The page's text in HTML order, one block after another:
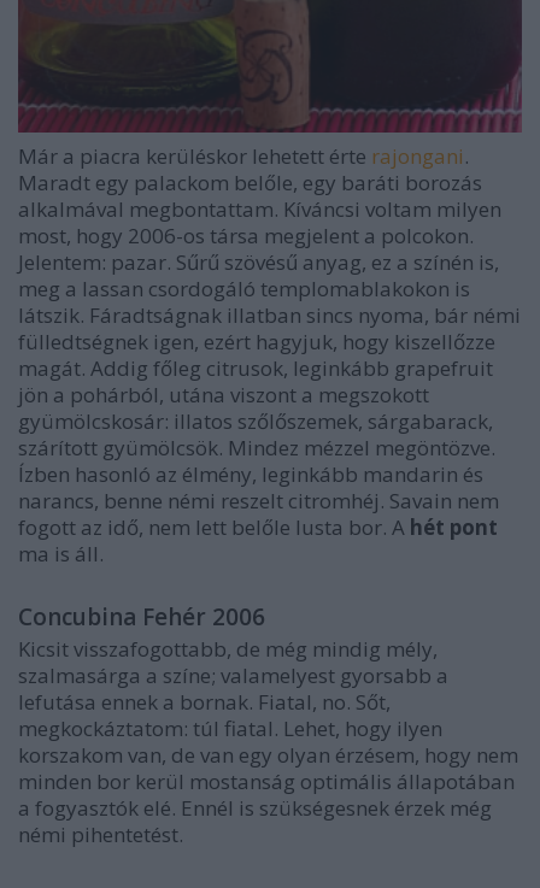
Már a piacra kerüléskor lehetett érte rajongani.
Maradt egy palackom belőle, egy baráti borozás
alkalmával megbontattam. Kíváncsi voltam milyen
most, hogy 2006-os társa megjelent a polcokon.
Jelentem: pazar. Sűrű szövésű anyag, ez a színén is,
meg a lassan csordogáló templomablakokon is
látszik. Fáradtságnak illatban sincs nyoma, bár némi
fülledtségnek igen, ezért hagyjuk, hogy kiszellőzze
magát. Addig főleg citrusok, leginkább grapefruit
jön a pohárból, utána viszont a megszokott
gyümölcskosár: illatos szőlőszemek, sárgabarack,
szárított gyümölcsök. Mindez mézzel megöntözve.
Ízben hasonló az élmény, leginkább mandarin és
narancs, benne némi reszelt citromhéj. Savain nem
fogott az idő, nem lett belőle lusta bor. A hét pont
ma is áll.
Concubina Fehér 2006
Kicsit visszafogottabb, de még mindig mély,
szalmasárga a színe; valamelyest gyorsabb a
lefutása ennek a bornak. Fiatal, no. Sőt,
megkockáztatom: túl fiatal. Lehet, hogy ilyen
korszakom van, de van egy olyan érzésem, hogy nem
minden bor kerül mostanság optimális állapotában
a fogyasztók elé. Ennél is szükségesnek érzek még
némi pihentetést.